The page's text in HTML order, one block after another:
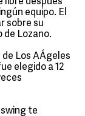
equipo. El
sobre su
de Lozano.
Los AÁgeles
elegido a 12
swing te